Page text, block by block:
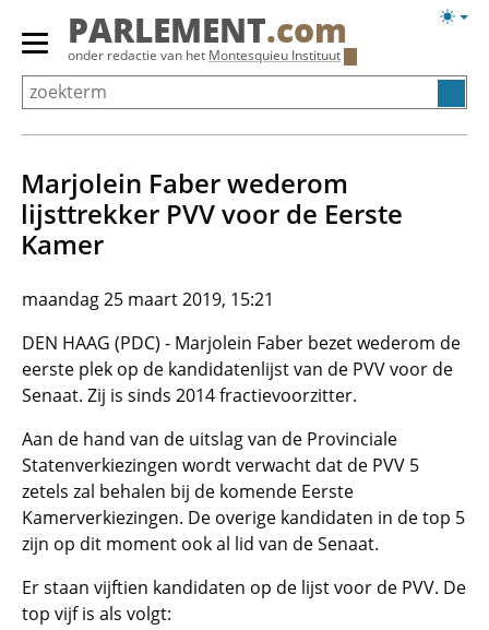
Overslaan
Primair
menu
tonen/verbergen
PARLEMENT.com
onder redactie van het Montesquieu Instituut
Marjolein Faber wederom
lijsttrekker PVV voor de Eerste
Kamer
maandag 25 maart 2019, 15:21
DEN HAAG (PDC) - Marjolein Faber bezet wederom de
eerste plek op de kandidatenlijst van de PVV voor de
Senaat. Zij is sinds 2014 fractievoorzitter.
Aan de hand van de uitslag van de Provinciale
Statenverkiezingen wordt verwacht dat de PVV 5
zetels zal behalen bij de komende Eerste
Kamerverkiezingen. De overige kandidaten in de top 5
zijn op dit moment ook al lid van de Senaat.
Er staan vijftien kandidaten op de lijst voor de PVV. De
top vijf is als volgt: